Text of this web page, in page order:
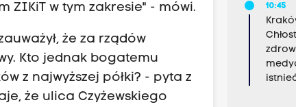
ZIKiT w tym zakresie" - mówi.
że za rządów
Kto jednak bogatemu
z najwyższej półki? - pyta z
że ulica Czyżewskiego
10:45